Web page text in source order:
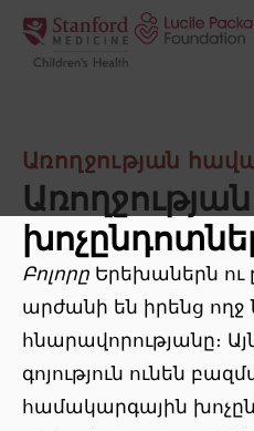
Անցնել
Առողջության
Առողջության
Բոլորը Երեխաներն ու
արժանի են իրենց ողջ
հնարավորությանը։
գոյություն ունեն
համակարգային